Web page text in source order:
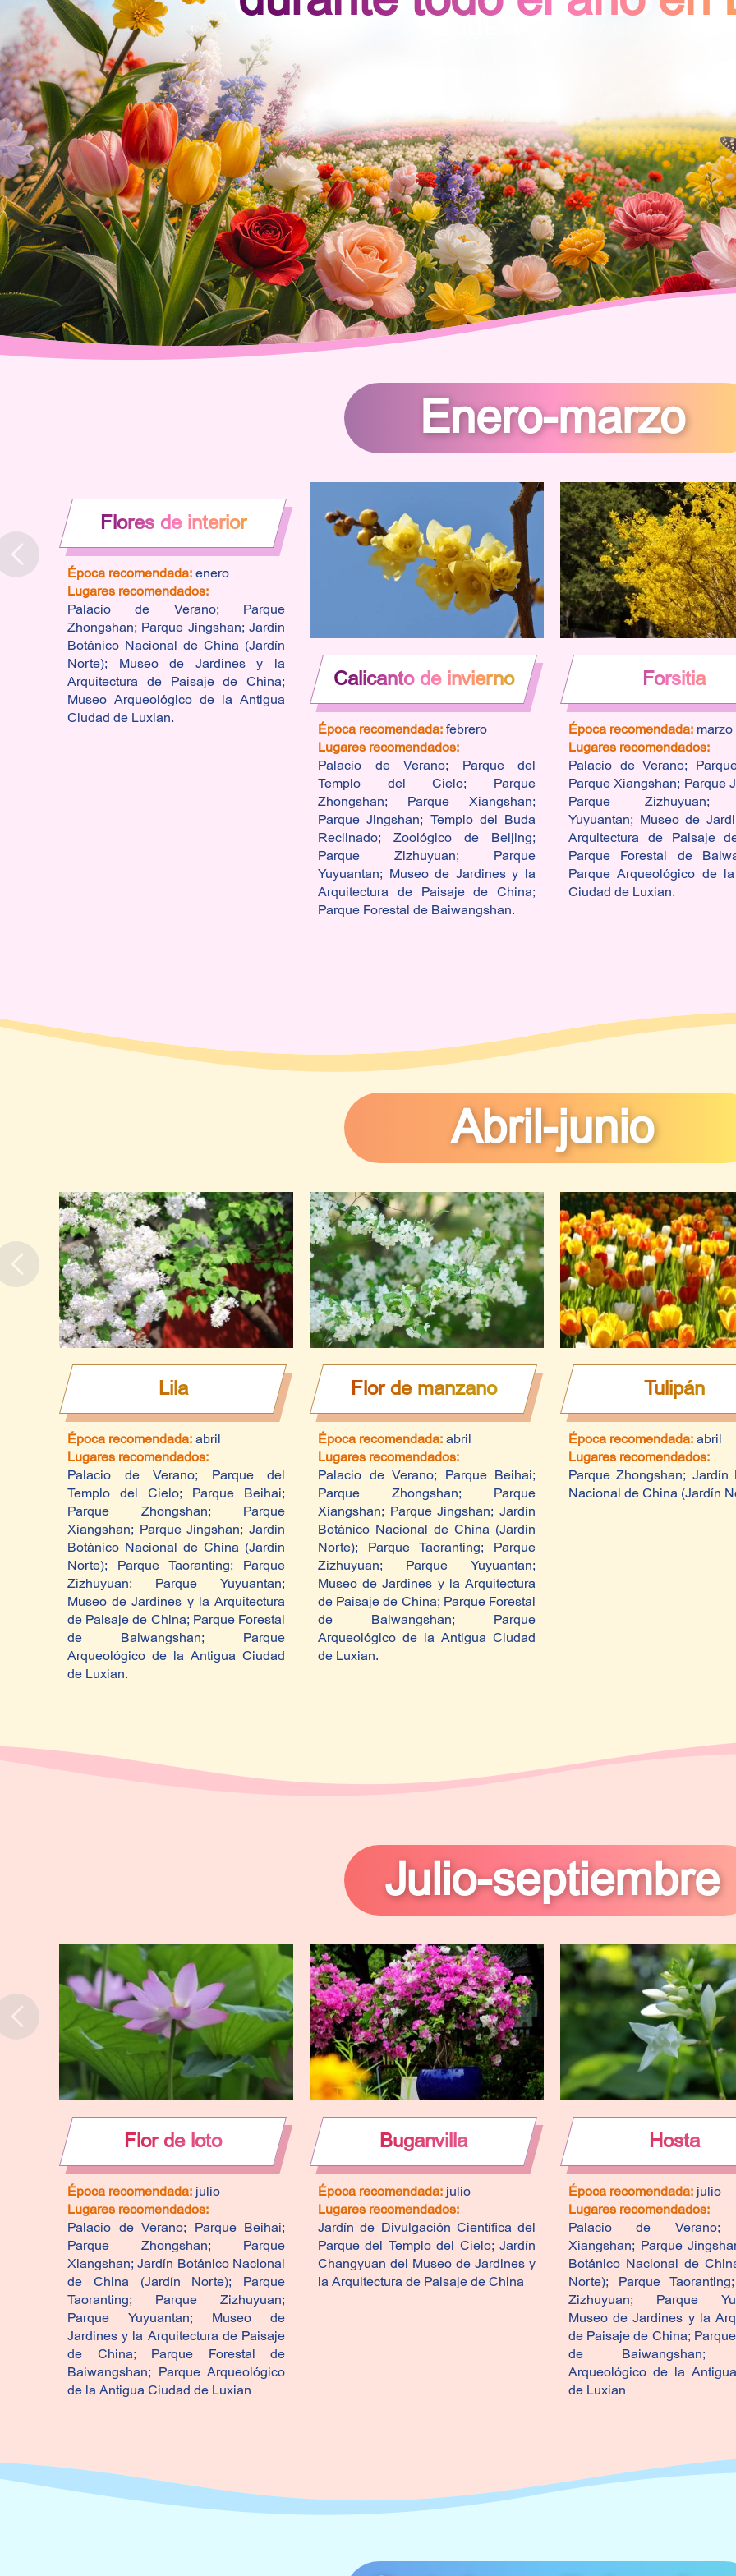
Enero-marzo
Flores de interior
Época recomendada: enero
Lugares recomendados:
Palacio de Verano; Parque
Zhongshan; Parque Jingshan; Jardín
Botánico Nacional de China (Jardín
Norte); Museo de Jardines y la
Arquitectura de Paisaje de China;
Museo Arqueológico de la Antigua
Ciudad de Luxian.
Calicanto de invierno
Época recomendada: febrero
Lugares recomendados:
Palacio de Verano; Parque del
Templo del Cielo; Parque
Zhongshan; Parque Xiangshan;
Parque Jingshan; Templo del Buda
Reclinado; Zoológico de Beijing;
Parque Zizhuyuan; Parque
Yuyuantan; Museo de Jardines y la
Arquitectura de Paisaje de China;
Parque Forestal de Baiwangshan.
Forsitia
Época recomendada: marzo
Lugares recomendados:
Palacio de Verano;
Parque Xiangshan; Parque
Parque Zizhuyuan;
Yuyuantan; Museo de
Arquitectura de Paisaje
Parque Forestal de
Parque Arqueológico de
Ciudad de Luxian.
Abril-junio
Lila
Época recomendada: abril
Lugares recomendados:
Palacio de Verano; Parque del
Templo del Cielo; Parque Beihai;
Parque Zhongshan; Parque
Xiangshan; Parque Jingshan; Jardín
Botánico Nacional de China (Jardín
Norte); Parque Taoranting; Parque
Zizhuyuan; Parque Yuyuantan;
Museo de Jardines y la Arquitectura
de Paisaje de China; Parque Forestal
de Baiwangshan; Parque
Arqueológico de la Antigua Ciudad
de Luxian.
Flor de manzano
Época recomendada: abril
Lugares recomendados:
Palacio de Verano; Parque Beihai;
Parque Zhongshan; Parque
Xiangshan; Parque Jingshan; Jardín
Botánico Nacional de China (Jardín
Norte); Parque Taoranting; Parque
Zizhuyuan; Parque Yuyuantan;
Museo de Jardines y la Arquitectura
de Paisaje de China; Parque Forestal
de Baiwangshan; Parque
Arqueológico de la Antigua Ciudad
de Luxian.
Tulipán
Época recomendada: abril
Lugares recomendados:
Parque Zhongshan; Jardín
Nacional de China (Jardín
Julio-septiembre
Flor de loto
Época recomendada: julio
Lugares recomendados:
Palacio de Verano; Parque Beihai;
Parque Zhongshan; Parque
Xiangshan; Jardín Botánico Nacional
de China (Jardín Norte); Parque
Taoranting; Parque Zizhuyuan;
Parque Yuyuantan; Museo de
Jardines y la Arquitectura de Paisaje
de China; Parque Forestal de
Baiwangshan; Parque Arqueológico
de la Antigua Ciudad de Luxian
Buganvilla
Época recomendada: julio
Lugares recomendados:
Jardín de Divulgación Científica del
Parque del Templo del Cielo; Jardín
Changyuan del Museo de Jardines y
la Arquitectura de Paisaje de China
Hosta
Época recomendada: julio
Lugares recomendados:
Palacio de Verano;
Xiangshan; Parque
Botánico Nacional de
Norte); Parque
Zizhuyuan; Parque
Museo de Jardines y la
de Paisaje de China;
de Baiwangshan;
Arqueológico de la
de Luxian